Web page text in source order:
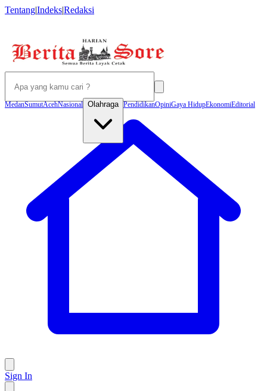
Tentang|Indeks|Redaksi
MedanSumutAcehNasional Olahraga PendidikanOpiniGaya HidupEkonomiEditorial
Sign In